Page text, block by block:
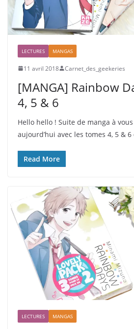
LECTURES MANGAS
11 avril 2018 Carnet_des_geekeries
[MANGA] Rainbow
4, 5 & 6
Hello hello ! Suite de manga à
aujourd’hui avec les tomes 4, 5 &
Read More
LECTURES MANGAS